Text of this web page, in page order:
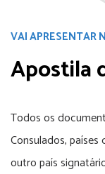
VAI APRESENTAR
Apostila
Todos os
Consulados,
outro país